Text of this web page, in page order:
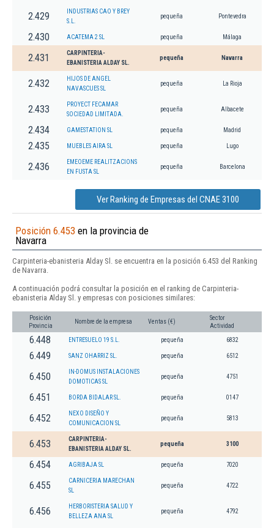
2.429
INDUSTRIAS CAO Y BREY
S.L.
pequeña Pontevedra
2.430 ACATEMA 2 SL pequeña Málaga
2.431
CARPINTERIA-
EBANISTERIA ALDAY SL.
pequeña Navarra
2.432
HIJOS DE ANGEL
NAVASCUES SL
pequeña La Rioja
2.433
PROYECT FECAMAR
SOCIEDAD LIMITADA.
pequeña Albacete
2.434 GAMESTATION SL pequeña Madrid
2.435 MUEBLES AIRA SL pequeña Lugo
2.436
EMEOEME REALITZACIONS
EN FUSTA SL
pequeña Barcelona
Ver Ranking de Empresas del CNAE 3100
Posición 6.453 en la provincia de
Navarra
Carpinteria-ebanisteria Alday Sl. se encuentra en la posición 6.453 del Ranking
de Navarra.
A continuación podrá consultar la posición en el ranking de Carpinteria-
ebanisteria Alday Sl. y empresas con posiciones similares:
Posición
Provincia
Nombre de la empresa Ventas (€)
Sector
Actividad
6.448 ENTRESUELO 19 S.L. pequeña 6832
6.449 SANZ OHARRIZ SL. pequeña 6512
6.450
IN-DOMUS INSTALACIONES
DOMOTICAS SL
pequeña 4751
6.451 BORDA BIDALAR SL. pequeña 0147
6.452
NEXO DISEÑO Y
COMUNICACION SL
pequeña 5813
6.453
CARPINTERIA-
EBANISTERIA ALDAY SL.
pequeña 3100
6.454 AGRIBAJA SL pequeña 7020
6.455
CARNICERIA MARECHAN
SL
pequeña 4722
6.456
HERBORISTERIA SALUD Y
BELLEZA ANA SL
pequeña 4792